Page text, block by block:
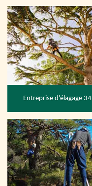
Entreprise d'élagage 34